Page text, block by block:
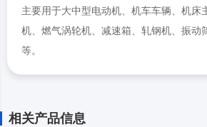
主要用于大中型电动机、机车车辆、机床
机、燃气涡轮机、减速箱、轧钢机、振动
等。
相关产品信息